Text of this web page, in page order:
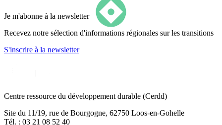
Je m'abonne à la newsletter
Recevez notre sélection d'informations régionales sur les transitions
S'inscrire à la newsletter
Centre ressource du développement durable (Cerdd)
Site du 11/19, rue de Bourgogne, 62750 Loos-en-Gohelle
Tél. : 03 21 08 52 40